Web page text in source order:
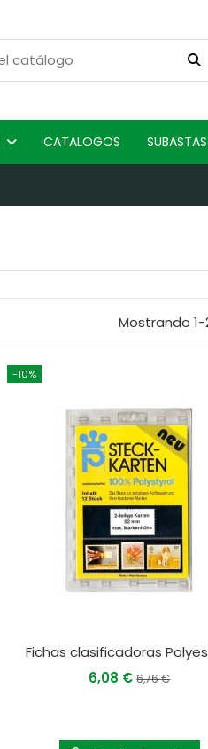
CATALOGOS SUBASTAS
Mostrando
-10%
Fichas clasificadoras
6,08 €6,76 €